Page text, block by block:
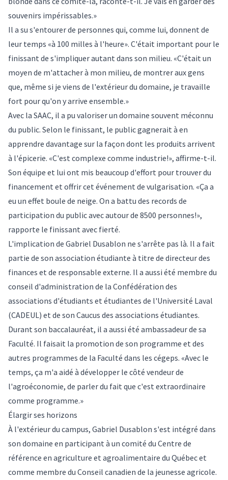
souvenirs impérissables.»
Il a su s'entourer de personnes qui, comme lui, donnent de
leur temps «à 100 milles à l'heure». C'était important pour le
finissant de s'impliquer autant dans son milieu. «C'était un
moyen de m'attacher à mon milieu, de montrer aux gens
que, même si je viens de l'extérieur du domaine, je travaille
fort pour qu'on y arrive ensemble.»
Avec la SAAC, il a pu valoriser un domaine souvent méconnu
du public. Selon le finissant, le public gagnerait à en
apprendre davantage sur la façon dont les produits arrivent
à l'épicerie. «C'est complexe comme industrie!», affirme-t-il.
Son équipe et lui ont mis beaucoup d'effort pour trouver du
financement et offrir cet événement de vulgarisation. «Ça a
eu un effet boule de neige. On a battu des records de
participation du public avec autour de 8500 personnes!»,
rapporte le finissant avec fierté.
L'implication de Gabriel Dusablon ne s'arrête pas là. Il a fait
partie de son association étudiante à titre de directeur des
finances et de responsable externe. Il a aussi été membre du
conseil d'administration de la Confédération des
associations d'étudiants et étudiantes de l'Université Laval
(CADEUL) et de son Caucus des associations étudiantes.
Durant son baccalauréat, il a aussi été ambassadeur de sa
Faculté. Il faisait la promotion de son programme et des
autres programmes de la Faculté dans les cégeps. «Avec le
temps, ça m'a aidé à développer le côté vendeur de
l'agroéconomie, de parler du fait que c'est extraordinaire
comme programme.»
Élargir ses horizons
À l'extérieur du campus, Gabriel Dusablon s'est intégré dans
son domaine en participant à un comité du Centre de
référence en agriculture et agroalimentaire du Québec et
comme membre du Conseil canadien de la jeunesse agricole.